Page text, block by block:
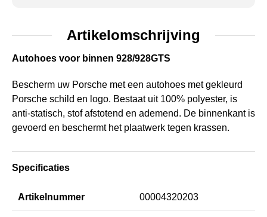
Artikelomschrijving
Autohoes voor binnen 928/928GTS
Bescherm uw Porsche met een autohoes met gekleurd
Porsche schild en logo. Bestaat uit 100% polyester, is
anti-statisch, stof afstotend en ademend. De binnenkant is
gevoerd en beschermt het plaatwerk tegen krassen.
Specificaties
Artikelnummer 00004320203